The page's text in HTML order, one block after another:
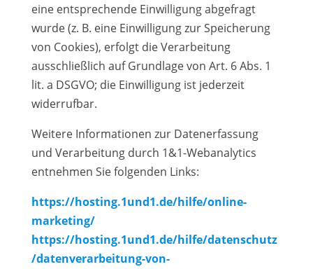
eine entsprechende Einwilligung abgefragt
wurde (z. B. eine Einwilligung zur Speicherung
von Cookies), erfolgt die Verarbeitung
ausschließlich auf Grundlage von Art. 6 Abs. 1
lit. a DSGVO; die Einwilligung ist jederzeit
widerrufbar.
Weitere Informationen zur Datenerfassung
und Verarbeitung durch 1&1-Webanalytics
entnehmen Sie folgenden Links:
https://hosting.1und1.de/hilfe/online-
marketing/
https://hosting.1und1.de/hilfe/datenschutz
/datenverarbeitung-von-